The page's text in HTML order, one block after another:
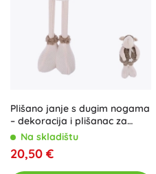
Plišano janje s dugim nogama
– dekoracija i plišanac za
maženje (2 veličine)
Na skladištu
20,50 €